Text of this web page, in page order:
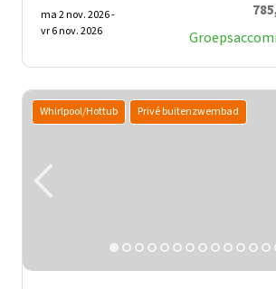
ma 2 nov. 2026 -
vr 6 nov. 2026
785
Whirlpool/Hottub Privé buitenzwembad